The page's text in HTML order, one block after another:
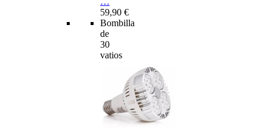
59,90 €
Bombilla
de
30
vatios